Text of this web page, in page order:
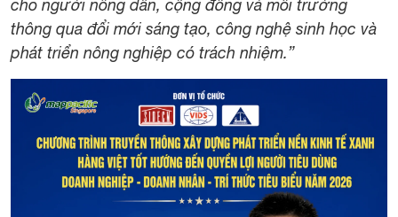
cho người nông dân, cộng đồng và môi trường
thông qua đổi mới sáng tạo, công nghệ sinh học và
phát triển nông nghiệp có trách nhiệm.”